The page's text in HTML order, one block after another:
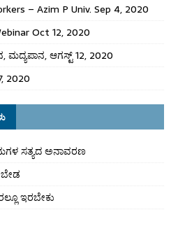
– Azim P Univ. Sep 4, 2020
Oct 12, 2020
ಮದ್ಯಪಾನ, ಆಗಸ್ಟ್ 12, 2020
2020
ಸತ್ಯದ ಅನಾವರಣ
ಇರಬೇಕು